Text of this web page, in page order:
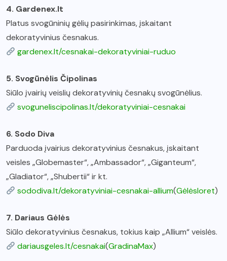
4. Gardenex.lt
Platus svogūninių gėlių pasirinkimas, įskaitant
dekoratyvinius česnakus.
gardenex.lt/cesnakai-dekoratyviniai-ruduo
5. Svogūnėlis Čipolinas
Siūlo įvairių veislių dekoratyvinių česnakų svogūnėlius.
svoguneliscipolinas.lt/dekoratyviniai-cesnakai
6. Sodo Diva
Parduoda įvairius dekoratyvinius česnakus, įskaitant
veisles „Globemaster“, „Ambassador“, „Giganteum“,
„Gladiator“, „Shubertii“ ir kt.
sododiva.lt/dekoratyviniai-cesnakai-allium(Gėlėsloret)
7. Dariaus Gėlės
Siūlo dekoratyvinius česnakus, tokius kaip „Allium“ veislės.
dariausgeles.lt/cesnakai(GradinaMax)